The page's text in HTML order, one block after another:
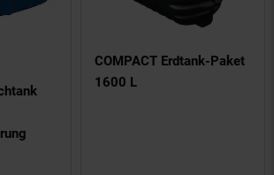
4,67 von 5 SternenCOMPACT Erdtank-Paket
1600 L